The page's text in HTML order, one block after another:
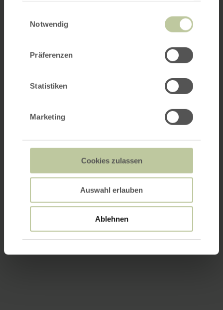
haben oder die sie im Rahmen Ihrer Nutzung
Notwendig
Präferenzen
Statistiken
Marketing
Cookies zulassen
Auswahl erlauben
Ablehnen